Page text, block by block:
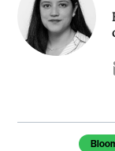
Temas de